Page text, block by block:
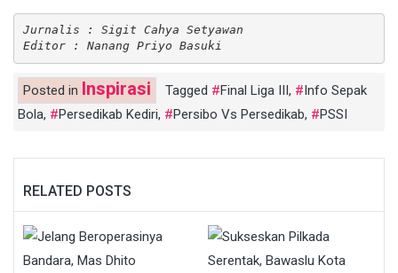
Jurnalis : Sigit Cahya Setyawan
Editor : Nanang Priyo Basuki
Posted in Inspirasi Tagged Final Liga III,
Info Sepak
Bola, Persedikab Kediri, Persibo Vs Persedikab, PSSI
RELATED POSTS